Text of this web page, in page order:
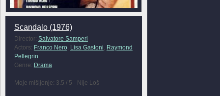
Scandalo (1976)
Director: Salvatore Samperi
Actors: Franco Nero, Lisa Gastoni, Raymond
Pellegrin
Genre: Drama
Moje mišljenje: 3.5 / 5 - Nije Loš